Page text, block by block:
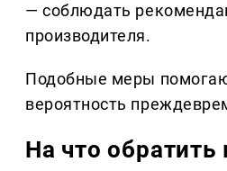
— соблюдать
производителя.
Подобные меры
вероятность
На что